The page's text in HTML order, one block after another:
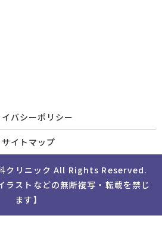
バシーポリシー
サイトマップ
リニック All Rights Reserved.
ラストなどの無断複写・転載を禁じ
ます】